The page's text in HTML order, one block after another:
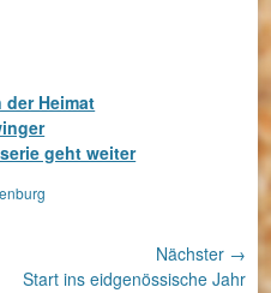
der Heimat
geht weiter
Nächster →
Nächster
Start ins eidgenössische Jahr